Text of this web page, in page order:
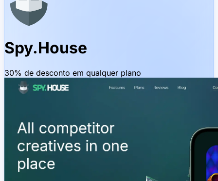
Spy.House
30% de desconto em qualquer plano